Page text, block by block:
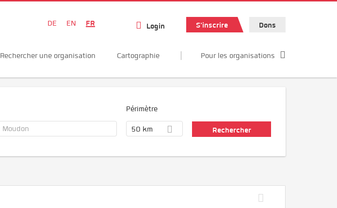
DE EN FR Login S'inscrire Dons
Rechercher une organisation Cartographie Pour les organisations
Périmètre
50 km